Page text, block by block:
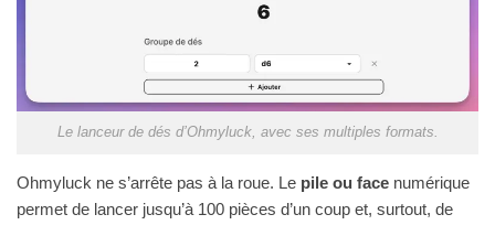
Le lanceur de dés d’Ohmyluck, avec ses multiples formats.
Ohmyluck ne s’arrête pas à la roue. Le pile ou face numérique
permet de lancer jusqu’à 100 pièces d’un coup et, surtout, de